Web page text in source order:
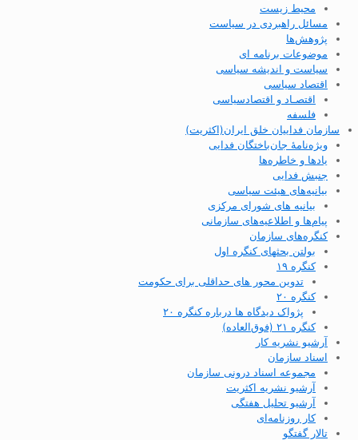
محیط زیست
مسائل راهبردی در سیاست
پژوهش‌ها
موضوعات برنامه ای
سیاست و اندیشه سیاسی
اقتصاد سیاسی
اقتصـاد و اقتصاد‌سیاسی
فلسفه
سازمان فداییان خلق ایران(اکثریت)
ویژه‌نامهٔ جان‌باختگان فدایی
یادها و خاطره‌ها
جنبش فدایی
بیانیه‌های هیئت سیاسی
بیانیه های شورای مرکزی
پیام‌ها و اطلاعیه‌های سازمانی
کنگره‌های سازمان
بولتن بحثهای کنگره اول
کنگره ۱۹
تدوین محور های حداقلی برای حکومت
کنگره ۲۰
پژواک دیدگاه ها درباره کنگره ۲۰
کنگره ۲۱ (فوق‌العاده)
آرشیو نشریه کار
اسناد سازمان
مجموعه اسناد درونی سازمان
آرشیو نشریه اکثریت
آرشیو تحلیل هفتگی
کار روزنامه‌ای
تالار گفتگو